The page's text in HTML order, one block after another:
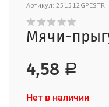
Артикул: 251512GPESTR
Мячи-
4,58 Р
Нет в наличии